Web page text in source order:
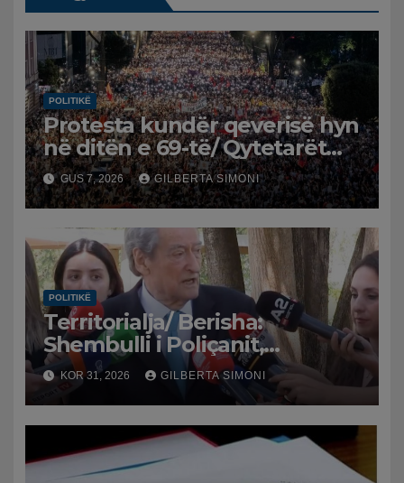
POLITIKË
Protesta kundër qeverisë hyn
në ditën e 69-të/ Qytetarët
kërkojnë dorëheqjen e
panegociueshme të Edi
Ramës
GUS 7, 2026 GILBERTA SIMONI
POLITIKË
Territorialja/ Berisha:
Shembulli i Poliçanit,
frymëzim. S’mund të lejohet
një tiran të shkelmojnë
interesat e qytetarëve! 3.2
mld euro u vodhën për…
KOR 31, 2026 GILBERTA SIMONI